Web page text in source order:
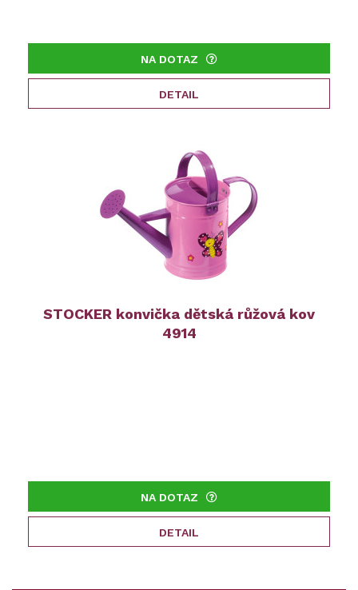
NA DOTAZ
DETAIL
STOCKER konvička dětská růžová kov
4914
NA DOTAZ
DETAIL